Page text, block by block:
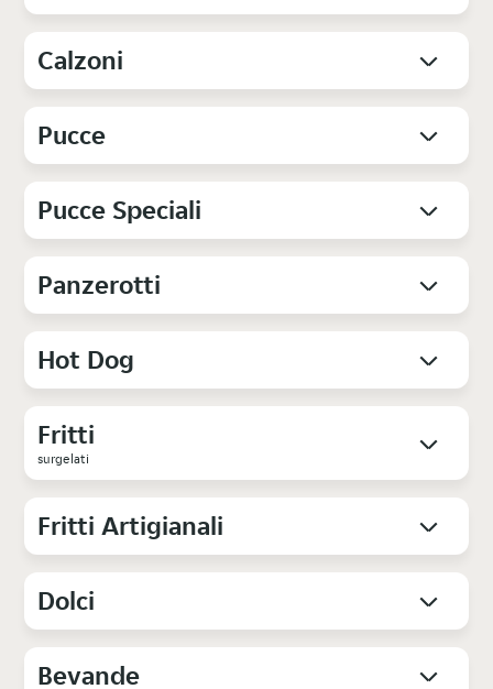
Calzoni
Pucce
Pucce Speciali
Panzerotti
Hot Dog
Fritti
surgelati
Fritti Artigianali
Dolci
Bevande